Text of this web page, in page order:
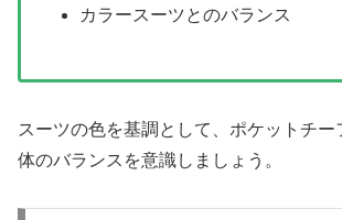
カラースーツとのバランス
スーツの色を基調として、ポケットチー
体のバランスを意識しましょう。